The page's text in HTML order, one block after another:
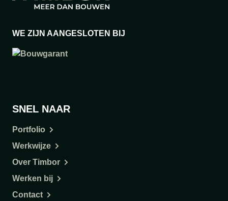
WE ZIJN AANGESLOTEN BIJ
SNEL NAAR
Portfolio
Werkwijze
Over Timbor
Werken bij
Contact